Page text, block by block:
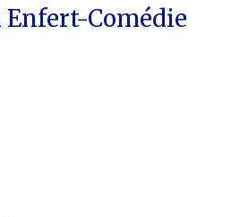
Comédie